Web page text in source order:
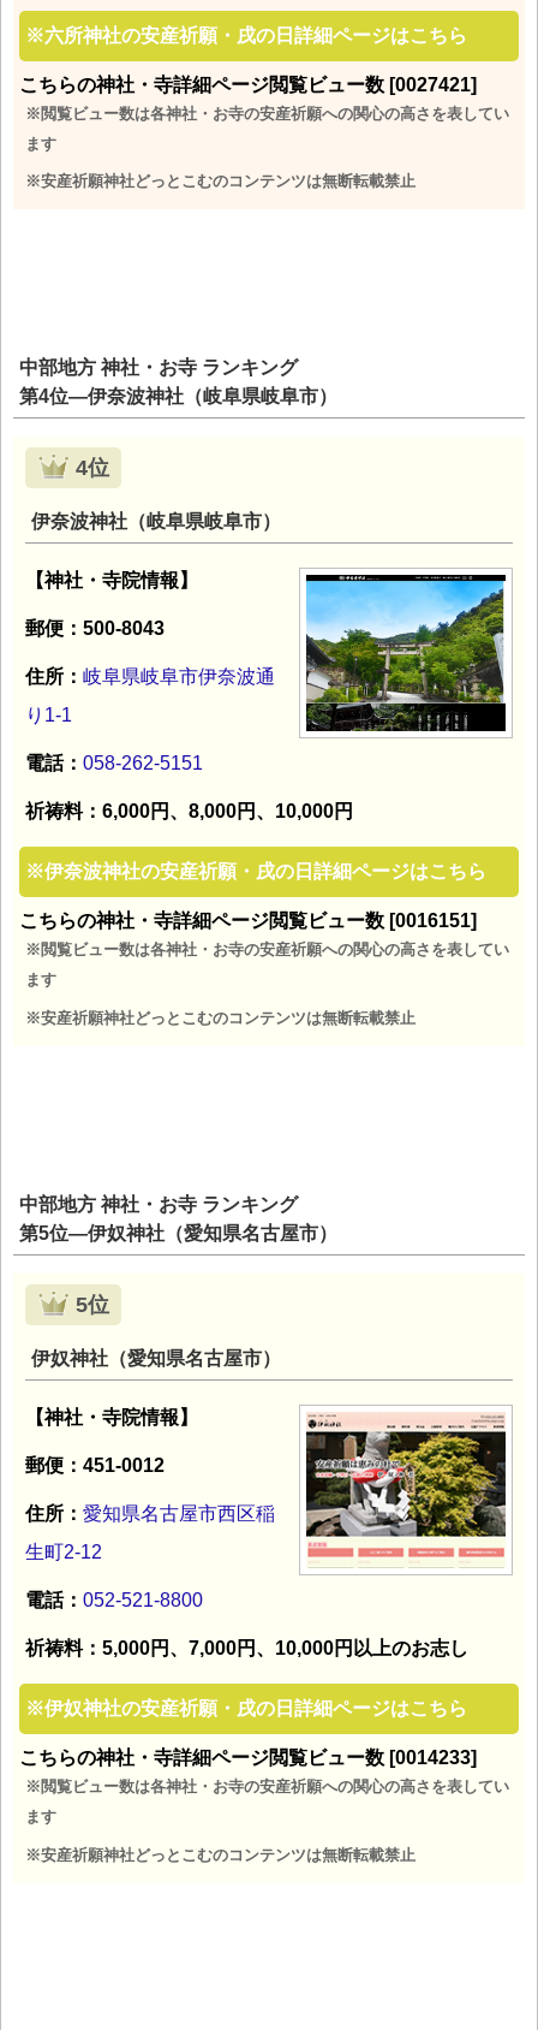
※六所神社の安産祈願・戌の日詳細ページはこちら
こちらの神社・寺詳細ページ閲覧ビュー数 [0027421]
※閲覧ビュー数は各神社・お寺の安産祈願への関心の高さを表してい
ます
※安産祈願神社どっとこむのコンテンツは無断転載禁止
中部地方 神社・お寺 ランキング
第4位―伊奈波神社（岐阜県岐阜市）
4位
伊奈波神社（岐阜県岐阜市）
【神社・寺院情報】
郵便：500-8043
住所： 岐阜県岐阜市伊奈波通
り1-1
電話： 058-262-5151
祈祷料：6,000円、8,000円、10,000円
※伊奈波神社の安産祈願・戌の日詳細ページはこちら
こちらの神社・寺詳細ページ閲覧ビュー数 [0016151]
※閲覧ビュー数は各神社・お寺の安産祈願への関心の高さを表してい
ます
※安産祈願神社どっとこむのコンテンツは無断転載禁止
中部地方 神社・お寺 ランキング
第5位―伊奴神社（愛知県名古屋市）
5位
伊奴神社（愛知県名古屋市）
【神社・寺院情報】
郵便：451-0012
住所： 愛知県名古屋市西区稲
生町2-12
電話： 052-521-8800
祈祷料：5,000円、7,000円、10,000円以上のお志し
※伊奴神社の安産祈願・戌の日詳細ページはこちら
こちらの神社・寺詳細ページ閲覧ビュー数 [0014233]
※閲覧ビュー数は各神社・お寺の安産祈願への関心の高さを表してい
ます
※安産祈願神社どっとこむのコンテンツは無断転載禁止